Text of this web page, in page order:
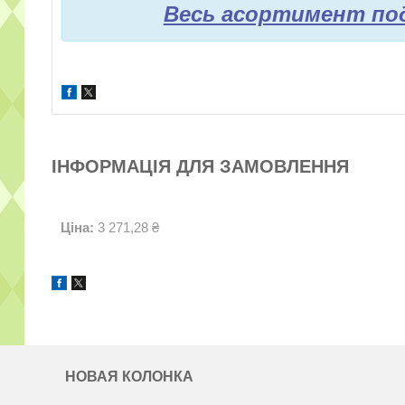
Весь асортимент
ІНФОРМАЦІЯ ДЛЯ ЗАМОВЛЕННЯ
Ціна: 3 271,28 ₴
НОВАЯ КОЛОНКА